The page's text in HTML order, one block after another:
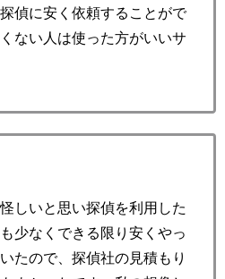
偵に安く依頼することがで
ない人は使った方がいいサ
しいと思い探偵を利用した
少なくできる限り安くやっ
たので、探偵社の見積もり